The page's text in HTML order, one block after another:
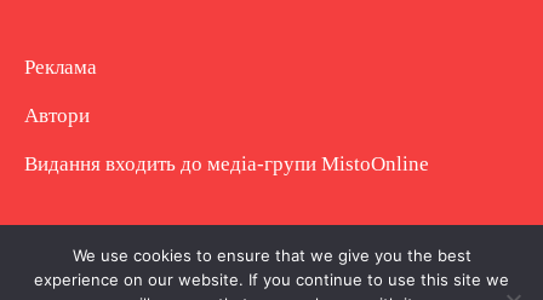
Реклама
Автори
Видання входить до медіа-групи MistoOnline
Copyright © Повне використання матеріалу
заборонено. Частково можна з гіперпосиланням.
We use cookies to ensure that we give you the best
experience on our website. If you continue to use this site we